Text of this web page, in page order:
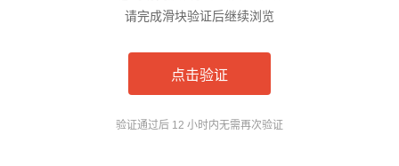
请完成滑块验证后继续浏览
点击验证
验证通过后 12 小时内无需再次验证